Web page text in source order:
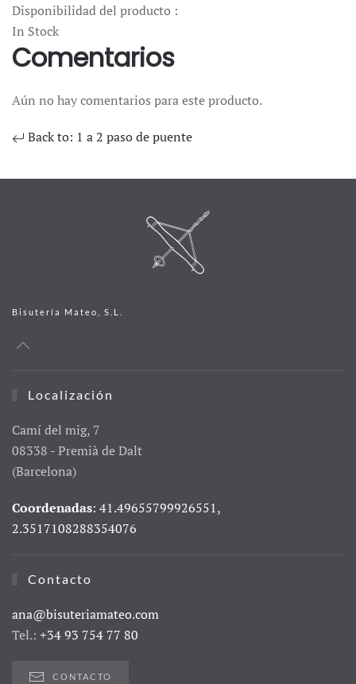
Disponibilidad del producto :
In Stock
Comentarios
Aún no hay comentarios para este producto.
Back to: 1 a 2 paso de puente
Bisutería Mateo, S.L.
Localización
Camí del mig, 7
08338 - Premià de Dalt
(Barcelona)
Coordenadas: 41.49655799926551,
2.3517108288354076
Contacto
ana@bisuteriamateo.com
Tel.: +34 93 754 77 80
CONTACTO